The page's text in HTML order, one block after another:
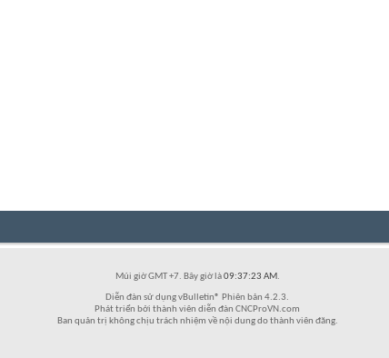
Múi giờ GMT +7. Bây giờ là09:37:23 AM.
Diễn đàn sử dụng vBulletin® Phiên bản 4.2.3.
Phát triển bởi thành viên diễn đàn CNCProVN.com
Ban quản trị không chịu trách nhiệm về nội dung do thành viên đăng.